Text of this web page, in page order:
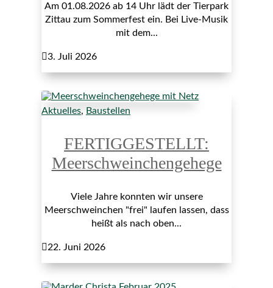
Am 01.08.2026 ab 14 Uhr lädt der Tierpark
Zittau zum Sommerfest ein. Bei Live-Musik
mit dem...
3. Juli 2026
Aktuelles, Baustellen
FERTIGGESTELLT:
Meerschweinchengehege
Viele Jahre konnten wir unsere
Meerschweinchen "frei" laufen lassen, dass
heißt als nach oben...
22. Juni 2026